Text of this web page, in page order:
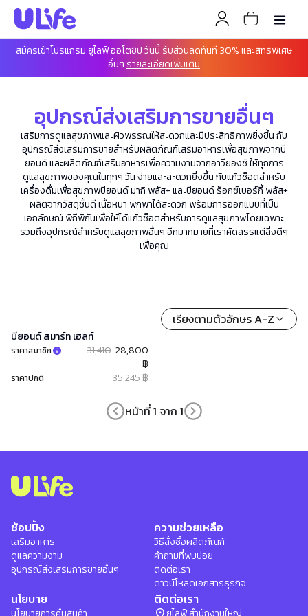
สมัครเข้าโปรแกรม ยูไลฟ์ ออโตชิป วันนี้ รับส่วนลดทันที 30% และสิทธิพิเศษ
อื่นๆ รายละเอียดเพิ่มเติม
อุปกรณ์ส่งเสริมการขายอื่นๆ
เสริมการดูแลสุขภาพและผิวพรรณให้สะดวกและมีประสิทธิภาพยิ่งขึ้น กับ
อุปกรณ์ส่งเสริมการขายสำหรับผลิตภัณฑ์เสริมอาหารเพื่อสุขภาพจากบี
ยอนด์ และผลิตภัณฑ์เสริมอาหารเพื่อความงามจากอาวียองซ์ ให้ทุกการ
ดูแลสุขภาพของคุณในทุกๆ วัน ง่ายและสะดวกยิ่งขึ้น กับแก้วช็อตสำหรับ
เครื่องดื่มเพื่อสุขภาพบียอนด์ มากิ พลัส+ และบียอนด์ ร็อกซ์เบอร์กี้ พลัส+
ผลิตจากวัสดุชั้นดี เนื้อหนา พกพาได้สะดวก พร้อมการออกแบบที่เป็น
เอกลักษณ์ พิถีพิถันเพื่อให้ได้แก้วช็อตสำหรับการดูแลสุขภาพโดยเฉพาะ
รวมถึงอุปกรณ์สำหรับดูแลสุขภาพอื่นๆ อีกมากมายที่เราคัดสรรแต่สิ่งดีๆ
เพื่อคุณ
เรียงตามตัวอักษร A-Z
บียอนด์ สมาร์ท เฮลท์​
ราคาสมาชิก 31,410 28,800
฿
ราคาปกติ 35,245 ฿
หน้าที่ 1 จาก 1
ช้อปปิ้ง
เสริมอาหาร
ดูแลความงาม
อุปกรณ์ส่งเสริมการขายอื่นๆ
ความช่วยเหลือ
วิธีสั่งซื้อผลิตภัณฑ์
คำถามที่พบบ่อย
ติดต่อเรา
ดาวน์โหลดเอกสารธุรกิจ
นโยบาย ติดต่อเรา